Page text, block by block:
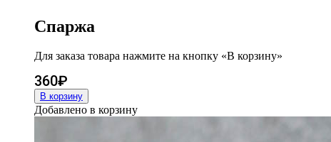
Спаржа
Для заказа товара нажмите на кнопку «В корзину»
360₽
В корзину
Добавлено в корзину